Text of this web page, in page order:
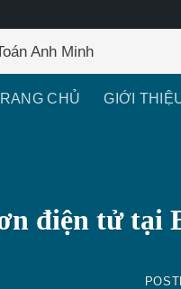
Anh Minh
CHỦ GIỚI
điện tử tại